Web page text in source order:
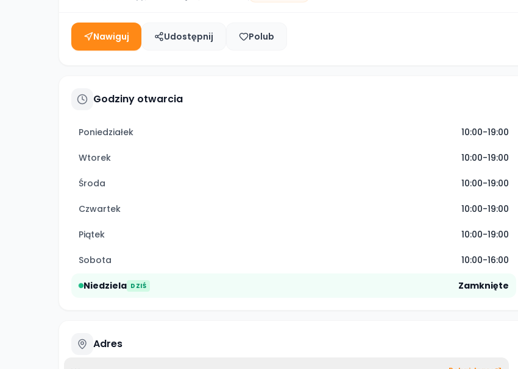
Nawiguj Udostępnij Polub
Godziny otwarcia
Poniedziałek 10:00-19:00
Wtorek 10:00-19:00
Środa 10:00-19:00
Czwartek 10:00-19:00
Piątek 10:00-19:00
Sobota 10:00-16:00
Niedziela DZIŚ Zamknięte
Adres